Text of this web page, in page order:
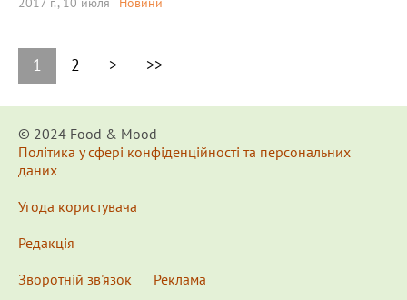
1 2 > >>
© 2024 Food & Мood
Політика у сфері конфіденційності та персональних
даних
Угода користувача
Редакція
Зворотній зв'язок
Реклама